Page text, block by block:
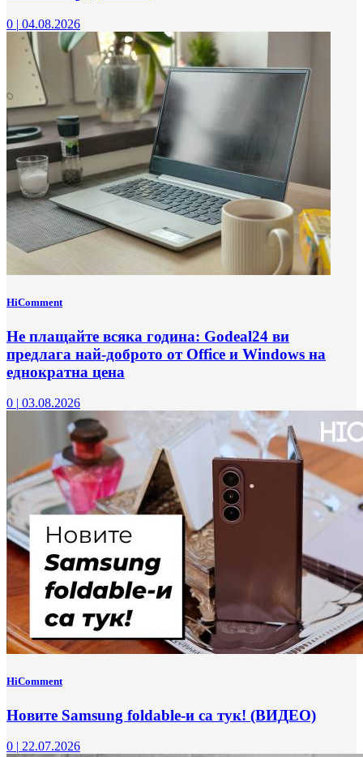
0 | 04.08.2026
HiComment
Не плащайте всяка година: Godeal24 ви
предлага най-доброто от Office и Windows на
еднократна цена
0 | 03.08.2026
HiComment
Новите Samsung foldable-и са тук! (ВИДЕО)
0 | 22.07.2026